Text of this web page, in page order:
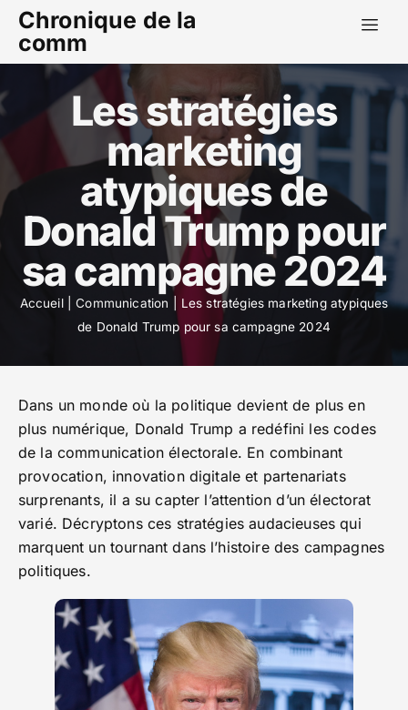
Chronique de la
comm
Les stratégies
marketing
atypiques de
Donald Trump pour
sa campagne 2024
Accueil|Communication
Les stratégies marketing atypiques
de Donald Trump pour sa campagne 2024
Dans un monde où la politique devient de plus en
plus numérique, Donald Trump a redéfini les codes
de la communication électorale. En combinant
provocation, innovation digitale et partenariats
surprenants, il a su capter l’attention d’un électorat
varié. Décryptons ces stratégies audacieuses qui
marquent un tournant dans l’histoire des campagnes
politiques.